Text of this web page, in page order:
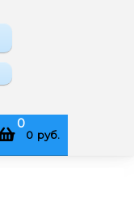
0
0 руб.